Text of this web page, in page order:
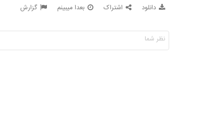
دانلود اشتراک بعدا میبینم گزارش